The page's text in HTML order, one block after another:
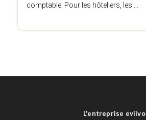
comptable. Pour les hôteliers, les ...
L'entreprise eviivo